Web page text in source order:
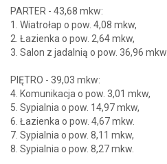
PARTER - 43,68 mkw:
1. Wiatrołap o pow. 4,08 mkw,
2. Łazienka o pow. 2,64 mkw,
3. Salon z jadalnią o pow. 36,96 mkw.
PIĘTRO - 39,03 mkw:
4. Komunikacja o pow. 3,01 mkw,
5. Sypialnia o pow. 14,97 mkw,
6. Łazienka o pow. 4,67 mkw.
7. Sypialnia o pow. 8,11 mkw,
8. Sypialnia o pow. 8,27 mkw.